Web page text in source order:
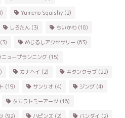
Yumeno Squishy (2)
しろたん (3) ちいかわ (18)
めじるしアクセサリー (63)
ニュープランニング (15)
カナヘイ (2) キタンクラブ (22)
(19) サンリオ (4) ジング (4)
タカラトミーアーツ (16)
(92) ハピンズ (2) バンダイ (2)